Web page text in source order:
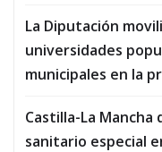
La Diputación
universidades
municipales en la
Castilla-La
sanitario especial